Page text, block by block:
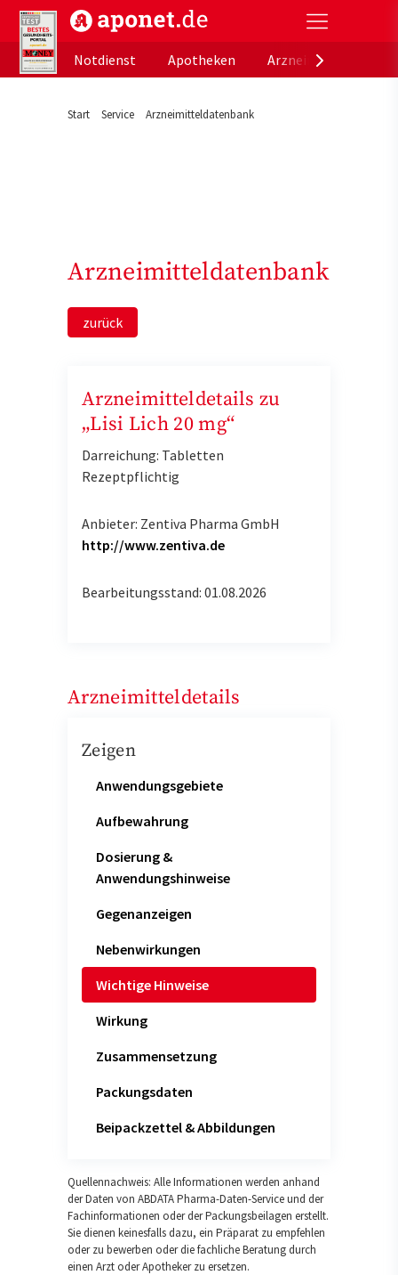
aponet.de - Das offizielle Gesundheitsportal der
Notdienst
Apotheken
Start Service Arzneimitteldatenbank
Arzneimitteldatenbank
zurück
Arzneimitteldetails zu
„Lisi Lich 20 mg“
Darreichung: Tabletten
Rezeptpflichtig
Anbieter: Zentiva Pharma GmbH
http://www.zentiva.de
Bearbeitungsstand: 01.08.2026
Arzneimitteldetails
Zeigen
Anwendungsgebiete
Aufbewahrung
Dosierung &
Anwendungshinweise
Gegenanzeigen
Nebenwirkungen
Wichtige Hinweise
Wirkung
Zusammensetzung
Packungsdaten
Beipackzettel & Abbildungen
Quellennachweis: Alle Informationen werden anhand
der Daten von ABDATA Pharma-Daten-Service und der
Fachinformationen oder der Packungsbeilagen erstellt.
Sie dienen keinesfalls dazu, ein Präparat zu empfehlen
oder zu bewerben oder die fachliche Beratung durch
einen Arzt oder Apotheker zu ersetzen.